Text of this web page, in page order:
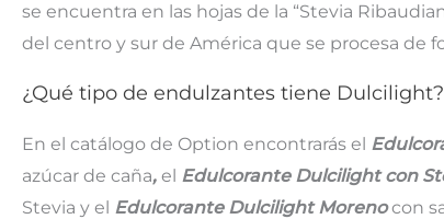
se encuentra en las hojas de la “Stevia
del centro y sur de América que se procesa de
¿Qué tipo de endulzantes tiene Dulcilight?
En el catálogo de Option encontrarás el
azúcar de caña, el Edulcorante Dulcilight con
Stevia y el Edulcorante Dulcilight Morenocon